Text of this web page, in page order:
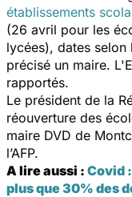
établissements
(26 avril pour les
lycées), dates
précisé un maire.
rapportés.
Le président de la
réouverture des
maire DVD de
l’AFP.
A lire aussi : Covid
plus que 30% des